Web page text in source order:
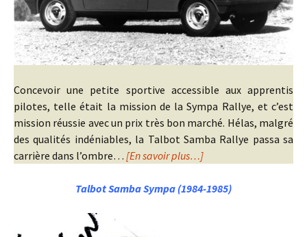
Concevoir une petite sportive accessible aux apprentis
pilotes, telle était la mission de la Sympa Rallye, et c’est
mission réussie avec un prix très bon marché. Hélas, malgré
des qualités indéniables, la Talbot Samba Rallye passa sa
carrière dans l’ombre… [En savoir plus…]
Talbot Samba Sympa (1984-1985)